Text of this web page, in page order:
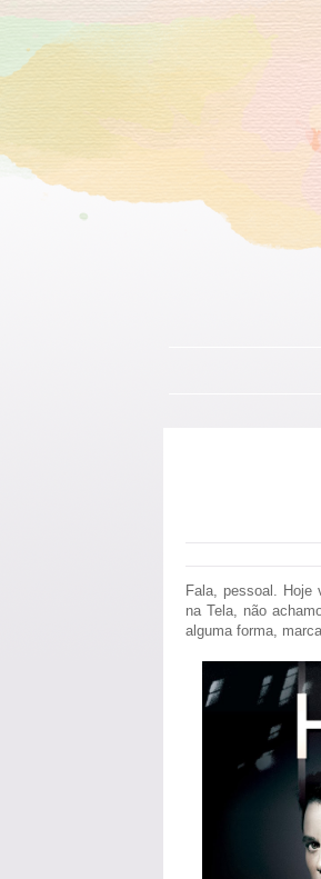
Fala, pessoal. Hoje
na Tela, não
alguma forma,